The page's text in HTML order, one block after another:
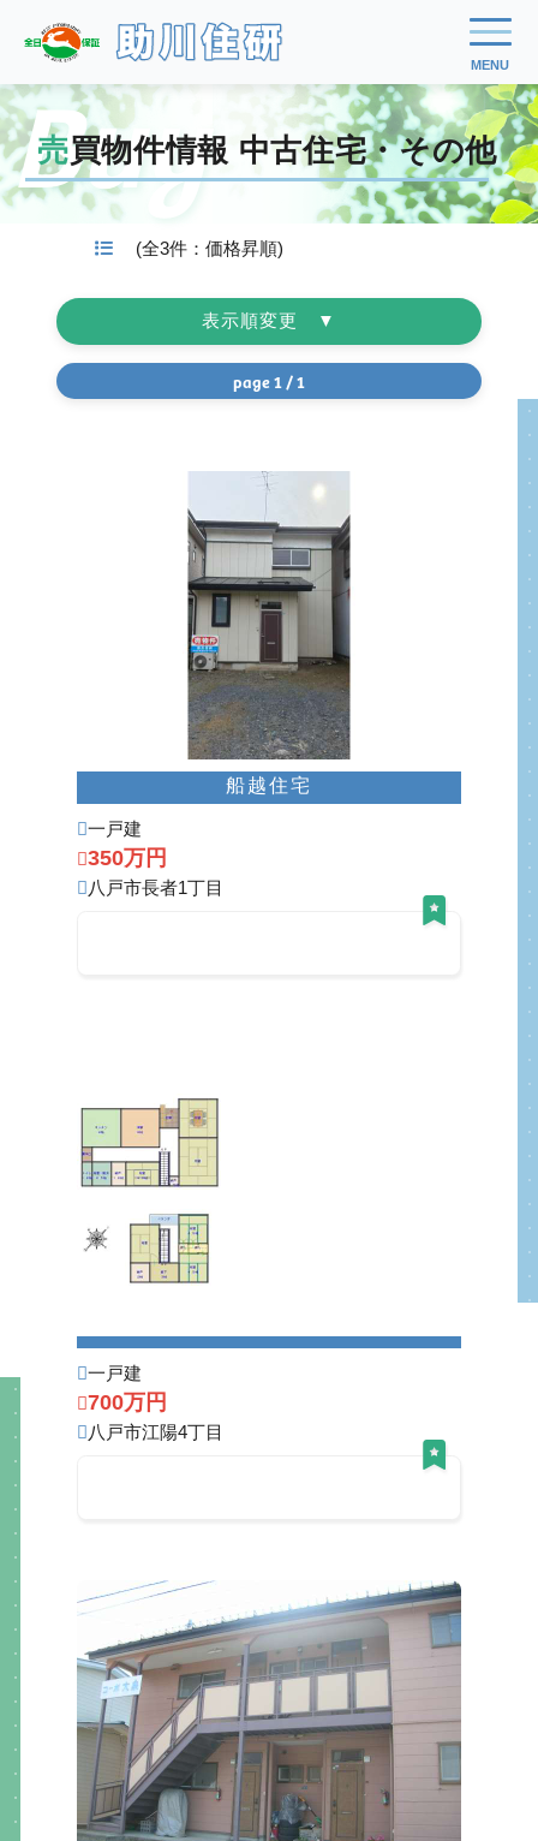
売買物件情報 中古住宅・その他
Buy
(全3件：価格昇順)
表示順変更 ▼
価格昇順
建物面積昇順
建物面積降順
土地面積昇順
土地面積降順
築年昇順
築年降順
page 1 / 1
船越住宅
一戸建
350万円
八戸市長者1丁目
一戸建
700万円
八戸市江陽4丁目